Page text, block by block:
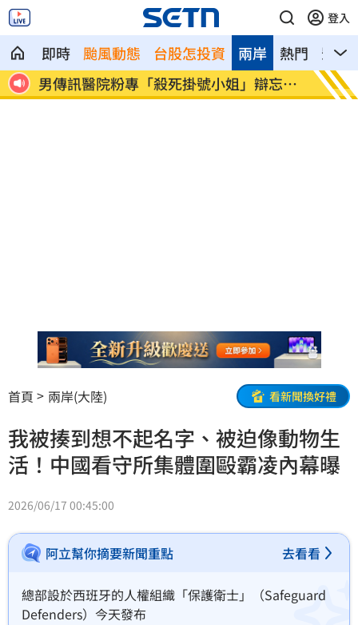
登入
即時 颱風動態 台股怎投資 熱門 影音
兩岸
光
男傳訊醫院粉專「殺死掛號小姐」辯忘吃
藥
晚飯
首頁 兩岸(大陸) 看新聞換好禮
我被揍到想不起名字、被迫像動物生
活！中國看守所集體圍毆霸凌內幕曝
2026/06/17 00:45:00
阿立幫你摘要新聞重點 去看看
總部設於西班牙的人權組織「保護衛士」（Safeguard
Defenders）今天發布